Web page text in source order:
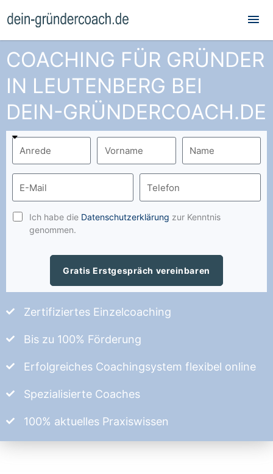
COACHING FÜR GRÜNDER
IN LEUTENBERG BEI
DEIN-GRÜNDERCOACH.DE
Ich habe die Datenschutzerklärung zur Kenntnis
genommen.
Gratis Erstgespräch vereinbaren
Zertifiziertes Einzelcoaching
Bis zu 100% Förderung
Erfolgreiches Coachingsystem flexibel online
Spezialisierte Coaches
100% aktuelles Praxiswissen